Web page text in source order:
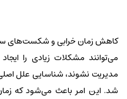
کاهش زمان خرابی و شکست‌های
می‌توانند مشکلات زیادی را
مدیریت نشوند، شناسایی علل
شد. این امر باعث می‌شود که